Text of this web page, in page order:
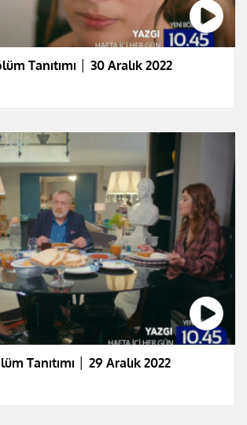
Tanıtımı │ 30 Aralık 2022
Tanıtımı │ 29 Aralık 2022